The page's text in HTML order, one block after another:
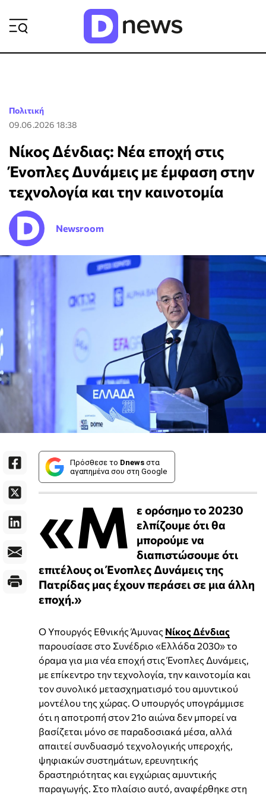
Πολιτική
09.06.2026 18:38
Νίκος Δένδιας: Νέα εποχή στις
Ένοπλες Δυνάμεις με έμφαση στην
τεχνολογία και την καινοτομία
Newsroom
Πρόσθεσε το Dnews στα
αγαπημένα σου στη Google
«Μ
ε ορόσημο το 20230
ελπίζουμε ότι θα
μπορούμε να
διαπιστώσουμε ότι
επιτέλους οι Ένοπλες Δυνάμεις της
Πατρίδας μας έχουν περάσει σε μια άλλη
εποχή.»
Ο Υπουργός Εθνικής Άμυνας Νίκος Δένδιας
παρουσίασε στο Συνέδριο «Ελλάδα 2030» το
όραμα για μια νέα εποχή στις Ένοπλες Δυνάμεις,
με επίκεντρο την τεχνολογία, την καινοτομία και
τον συνολικό μετασχηματισμό του αμυντικού
μοντέλου της χώρας. Ο υπουργός υπογράμμισε
ότι η αποτροπή στον 21ο αιώνα δεν μπορεί να
βασίζεται μόνο σε παραδοσιακά μέσα, αλλά
απαιτεί συνδυασμό τεχνολογικής υπεροχής,
ψηφιακών συστημάτων, ερευνητικής
δραστηριότητας και εγχώριας αμυντικής
παραγωγής. Στο πλαίσιο αυτό, αναφέρθηκε στη